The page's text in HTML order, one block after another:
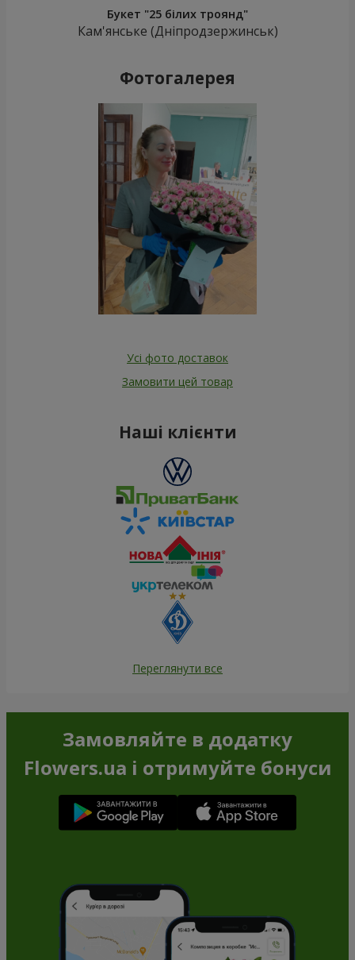
Букет "25 білих троянд"
Кам'янське (Дніпродзержинськ)
Фотогалерея
Усі фото доставок
Замовити цей товар
Наші клієнти
Переглянути все
Замовляйте в додатку
Flowers.ua і отримуйте бонуси